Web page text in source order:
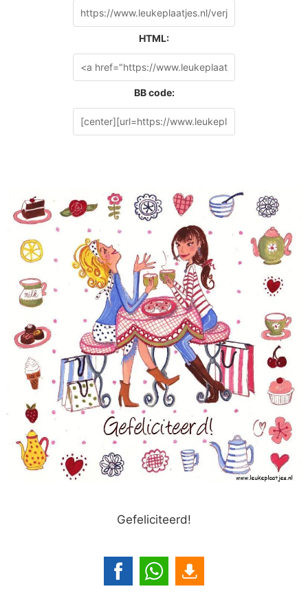
HTML:
BB code:
Gefeliciteerd!